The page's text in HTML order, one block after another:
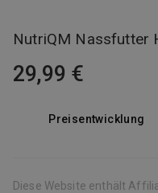
NutriQM Nassfutter
29,99 €
Preisentwicklung
Diese Website enthält